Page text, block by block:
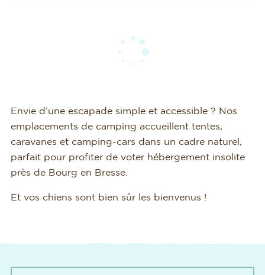
Envie d’une escapade simple et accessible ? Nos
emplacements de camping accueillent tentes,
caravanes et camping-cars dans un cadre naturel,
parfait pour profiter de voter hébergement insolite
près de Bourg en Bresse.
Et vos chiens sont bien sûr les bienvenus !